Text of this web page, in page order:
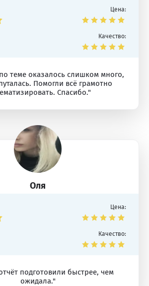
Цена:
Качество:
теме оказалось слишком много,
Помогли всё грамотно
Спасибо."
Оля
Цена:
Качество:
подготовили быстрее, чем
ожидала."